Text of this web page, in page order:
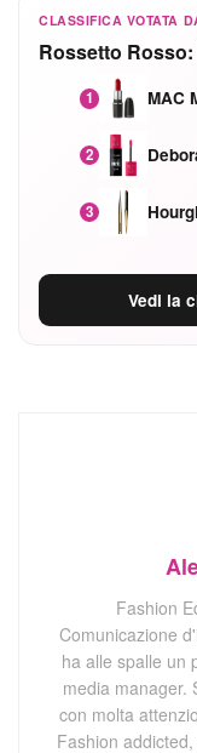
CLASSIFICA VOTATA
Rossetto
1
2
3
Vedi la
Fashion
Comunicazione
ha alle spalle un
media manager.
con molta
Fashion